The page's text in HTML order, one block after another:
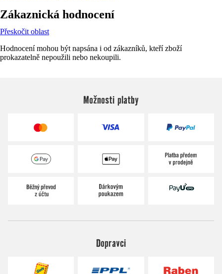
Zákaznická hodnocení
Přeskočit oblast
Hodnocení mohou být napsána i od zákazníků, kteří zboží
prokazatelně nepoužili nebo nekoupili.
Možnosti platby
Dopravci